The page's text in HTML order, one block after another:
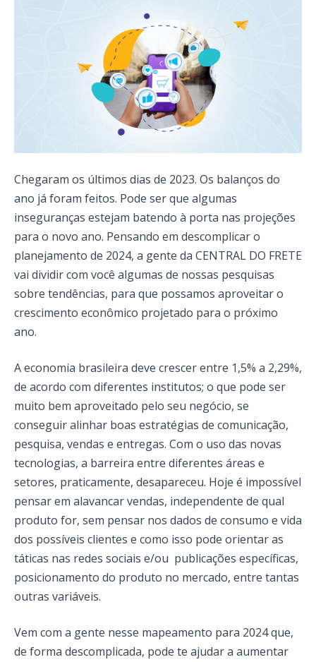
Chegaram os últimos dias de 2023. Os balanços do
ano já foram feitos. Pode ser que algumas
inseguranças estejam batendo à porta nas projeções
para o novo ano. Pensando em descomplicar o
planejamento de 2024, a gente da CENTRAL DO FRETE
vai dividir com você algumas de nossas pesquisas
sobre tendências, para que possamos aproveitar o
crescimento econômico projetado para o próximo
ano.
A economia brasileira deve crescer entre 1,5% a 2,29%,
de acordo com diferentes institutos; o que pode ser
muito bem aproveitado pelo seu negócio, se
conseguir alinhar boas estratégias de comunicação,
pesquisa, vendas e entregas. Com o uso das novas
tecnologias, a barreira entre diferentes áreas e
setores, praticamente, desapareceu. Hoje é impossível
pensar em alavancar vendas, independente de qual
produto for, sem pensar nos dados de consumo e vida
dos possíveis clientes e como isso pode orientar as
táticas nas redes sociais e/ou publicações específicas,
posicionamento do produto no mercado, entre tantas
outras variáveis.
Vem com a gente nesse mapeamento para 2024 que,
de forma descomplicada, pode te ajudar a aumentar